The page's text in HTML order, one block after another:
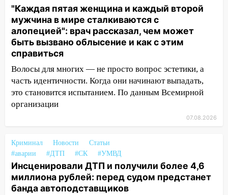
13:20 В Ульяновске за один день
обокрали женщину на пляже и
подростка в сквере
13:01 В Димитровграде мужчина
выбросил из машины страйкбольную
гранату: его задержали
12:34 На Ульяновскую область
надвигается сильнейшая непогода: град
и шквал до 27 м/с
из Европы и потерял 760 тысяч рублей
12:20
В Чердаклинском районе
столкнулись «Лада» и Chevrolet:
пострадал 14-летний подросток
"Каждая пятая женщина и каждый второй
мужчина в мире сталкиваются с
алопецией": врач рассказал, чем может
быть вызвано облысение и как с этим
справиться
Волосы для многих — не просто вопрос эстетики, а
часть идентичности. Когда они начинают выпадать,
это становится испытанием. По данным Всемирной
организации
07.08.2026
Криминал Новости
Статьи
#аварии
#ДТП #СК #УМВД
Инсценировали ДТП и получили более 4,6
миллиона рублей: перед судом предстанет
банда автоподставщиков